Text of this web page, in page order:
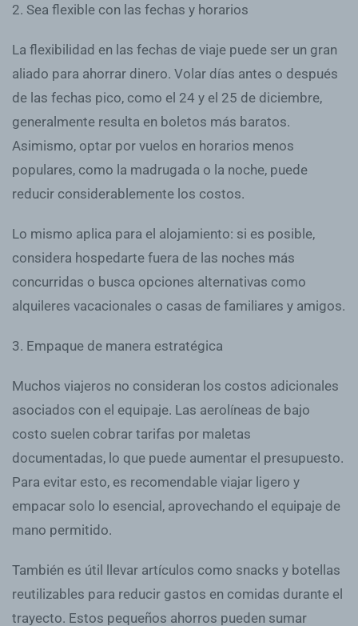
2. Sea flexible con las fechas y horarios
La flexibilidad en las fechas de viaje puede ser un gran
aliado para ahorrar dinero. Volar días antes o después
de las fechas pico, como el 24 y el 25 de diciembre,
generalmente resulta en boletos más baratos.
Asimismo, optar por vuelos en horarios menos
populares, como la madrugada o la noche, puede
reducir considerablemente los costos.
Lo mismo aplica para el alojamiento: si es posible,
considera hospedarte fuera de las noches más
concurridas o busca opciones alternativas como
alquileres vacacionales o casas de familiares y amigos.
3. Empaque de manera estratégica
Muchos viajeros no consideran los costos adicionales
asociados con el equipaje. Las aerolíneas de bajo
costo suelen cobrar tarifas por maletas
documentadas, lo que puede aumentar el presupuesto.
Para evitar esto, es recomendable viajar ligero y
empacar solo lo esencial, aprovechando el equipaje de
mano permitido.
También es útil llevar artículos como snacks y botellas
reutilizables para reducir gastos en comidas durante el
trayecto. Estos pequeños ahorros pueden sumar